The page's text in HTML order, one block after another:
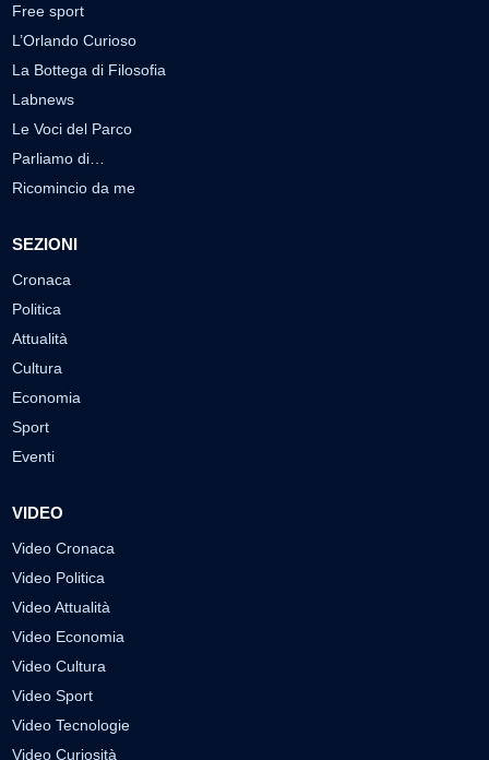
Free sport
L’Orlando Curioso
La Bottega di Filosofia
Labnews
Le Voci del Parco
Parliamo di…
Ricomincio da me
SEZIONI
Cronaca
Politica
Attualità
Cultura
Economia
Sport
Eventi
VIDEO
Video Cronaca
Video Politica
Video Attualità
Video Economia
Video Cultura
Video Sport
Video Tecnologie
Video Curiosità